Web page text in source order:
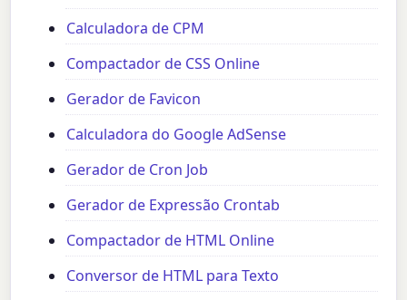
Calculadora de CPM
Compactador de CSS Online
Gerador de Favicon
Calculadora do Google AdSense
Gerador de Cron Job
Gerador de Expressão Crontab
Compactador de HTML Online
Conversor de HTML para Texto